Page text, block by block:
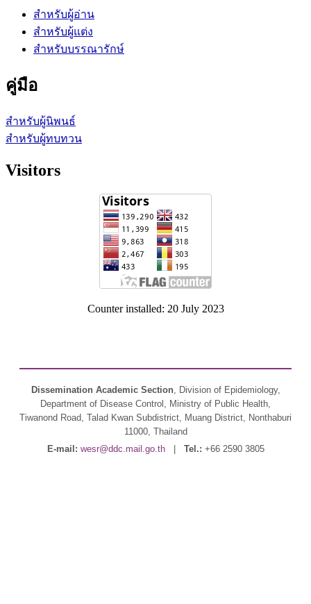
สำหรับผู้อ่าน
สำหรับผู้แต่ง
สำหรับบรรณารักษ์
คู่มือ
สำหรับผู้นิพนธ์
สำหรับผู้ทบทวน
Visitors
Counter installed: 20 July 2023
Dissemination Academic Section, Division of Epidemiology,
Department of Disease Control, Ministry of Public Health,
Tiwanond Road, Talad Kwan Subdistrict, Muang District, Nonthaburi
11000, Thailand
E-mail: wesr@ddc.mail.go.th| Tel.: +66 2590 3805